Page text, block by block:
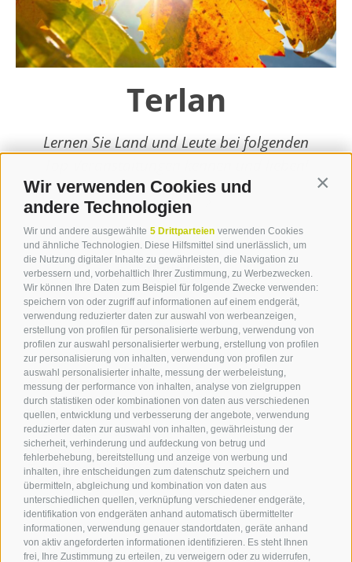
Wir verwenden Cookies und
andere Technologien
Wir und andere ausgewählte 5 Drittparteien verwenden Cookies
und ähnliche Technologien. Diese Hilfsmittel sind unerlässlich, um
die Nutzung digitaler Inhalte zu gewährleisten, die Navigation zu
verbessern und, vorbehaltlich Ihrer Zustimmung, zu Werbezwecken.
Wir können Ihre Daten zum Beispiel für folgende Zwecke verwenden:
speichern von oder zugriff auf informationen auf einem endgerät,
verwendung reduzierter daten zur auswahl von werbeanzeigen,
erstellung von profilen für personalisierte werbung, verwendung von
profilen zur auswahl personalisierter werbung, erstellung von profilen
zur personalisierung von inhalten, verwendung von profilen zur
auswahl personalisierter inhalte, messung der werbeleistung,
messung der performance von inhalten, analyse von zielgruppen
durch statistiken oder kombinationen von daten aus verschiedenen
quellen, entwicklung und verbesserung der angebote, verwendung
reduzierter daten zur auswahl von inhalten, gewährleistung der
sicherheit, verhinderung und aufdeckung von betrug und
fehlerbehebung, bereitstellung und anzeige von werbung und
inhalten, ihre entscheidungen zum datenschutz speichern und
übermitteln, abgleichung und kombination von daten aus
unterschiedlichen quellen, verknüpfung verschiedener endgeräte,
identifikation von endgeräten anhand automatisch übermittelter
informationen, verwendung genauer standortdaten, geräte anhand
von aktiv angeforderten informationen identifizieren. Es steht Ihnen
frei, Ihre Zustimmung zu erteilen, zu verweigern oder zu widerrufen,
Terlan
Lernen Sie Land und Leute bei folgenden
weiterlesen
Kontakt
Tourismusverein Terlan
Dr.-Weiser-Platz 2
I - 39018 Terlan BZ
Tel. +39 0471 257 165
info@terlan.info